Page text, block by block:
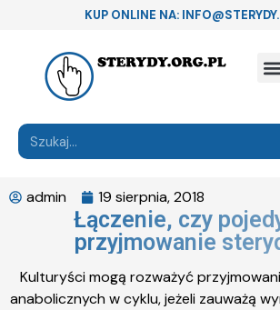
KUP ONLINE NA:
admin 19 sierpnia, 2018
Łączenie, czy
przyjmowanie
Kulturyści mogą rozważyć
anabolicznych w cyklu, jeżeli zauważą